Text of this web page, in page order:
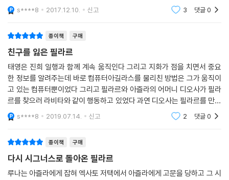
태영의 주변에서 일어나는 여러 사건들 때문에 그의 친구인 박진희가 의심
을 하기 시작한
s****8 2017.12.10. 신고 3 댓글0
종이책 구매
친구를 잃은 필라르
태영은 진희 일행과 함께 계속 움직인다 그리고 지화가 점을 치면서 중요
한 정보를 알려주는데 바로 컴퓨터아길라스를 물리친 방법은 그가 움직이
고 있는 컴퓨터뿐이었다 그리고 필라르와 아즐라의 어머니 디오사가 필라
르를 찾으러 라비타와 같이 행동하고 있었다 과연 디오사는 필라르를 만날
수 있을지.... 한편 지화는 마지막을 직감하듯 진희와 함께 바다를 보러 간
다 동해와 비슷한
s****8 2019.07.14. 신고 2 댓글0
종이책 구매
다시 시그너스로 돌아온 필라르
루나는 아즐라에게 잡혀 엑사토 저택에서 아즐라에게 고문을 당하고 그 시